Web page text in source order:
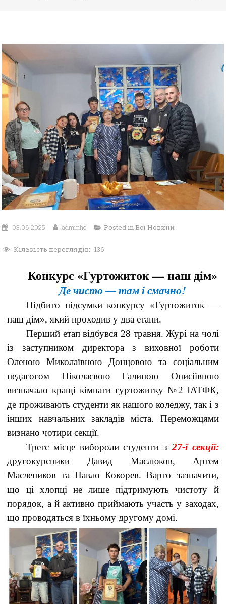
03.06.2025 adminhq Posted in Всі Новини
Кількість переглядів: 136
Конкурс «Гуртожиток — наш дім»
Де чисто — там і смачно!
Підбито підсумки конкурсу «Гуртожиток —
наш дім», який проходив у два етапи.
Перший етап відбувся 28 травня. Журі на чолі
із заступником директора з виховної роботи
Оленою Миколаївною Донцовою та соціальним
педагогом Ніколаєвою Галиною Онисіївною
визначало кращі кімнати гуртожитку №2 ІАТФК,
де проживають студенти як нашого коледжу, так і з
інших навчальних закладів міста. Переможцями
визнано чотири секції.
Третє місце вибороли студенти з27-ї секції:
другокурсники Давид Маслюков, Артем
Маслеников та Павло Кокорев. Варто зазначити,
що ці хлопці не лише підтримують чистоту й
порядок, а й активно приймають участь у заходах,
що проводяться в їхньому другому домі.